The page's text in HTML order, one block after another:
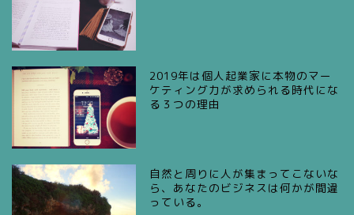
2019年は個人起業家に本物のマー
ケティング力が求められる時代にな
る３つの理由
自然と周りに人が集まってこないな
ら、あなたのビジネスは何かが間違
っている。